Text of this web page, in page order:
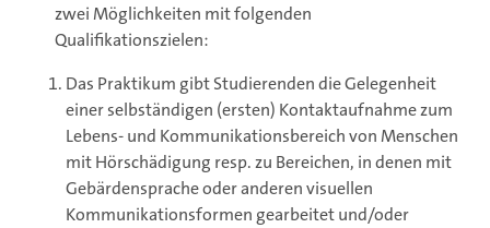
zwei Möglichkeiten mit folgenden
Qualifikationszielen:
Das Praktikum gibt Studierenden die Gelegenheit
einer selbständigen (ersten) Kontaktaufnahme zum
Lebens- und Kommunikationsbereich von Menschen
mit Hörschädigung resp. zu Bereichen, in denen mit
Gebärdensprache oder anderen visuellen
Kommunikationsformen gearbeitet und/oder